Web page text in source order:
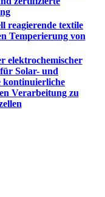
reagierende textile
Temperierung von
elektrochemischer
Solar- und
kontinuierliche
Verarbeitung zu